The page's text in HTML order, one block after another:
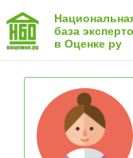
база
в Оценке ру